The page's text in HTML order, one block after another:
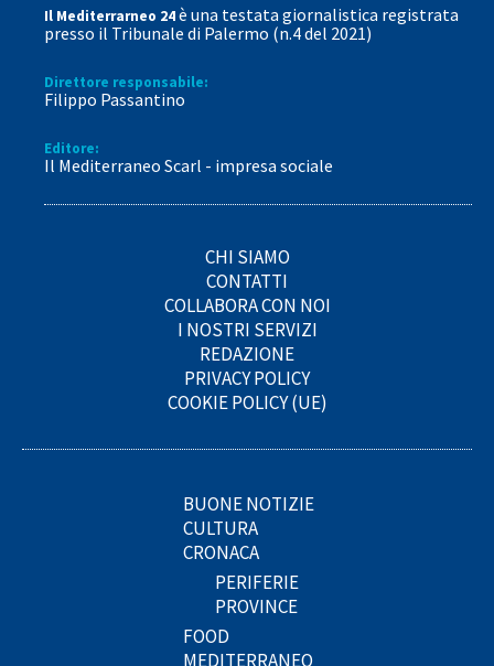
Il Mediterrarneo 24è una testata giornalistica registrata
presso il Tribunale di Palermo (n.4 del 2021)
Direttore responsabile:
Filippo Passantino
Editore:
Il Mediterraneo Scarl - impresa sociale
CHI SIAMO
CONTATTI
COLLABORA CON NOI
I NOSTRI SERVIZI
REDAZIONE
PRIVACY POLICY
COOKIE POLICY (UE)
BUONE NOTIZIE
CULTURA
CRONACA
PERIFERIE
PROVINCE
FOOD
MEDITERRANEO